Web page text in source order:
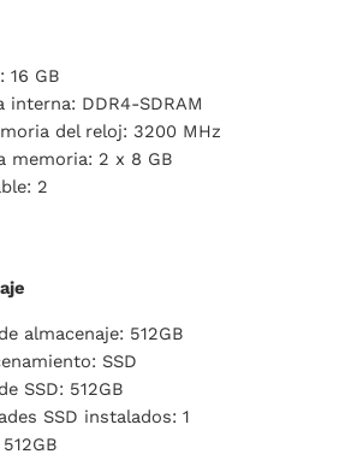
16 GB
DDR4-SDRAM
del reloj: 3200 MHz
memoria: 2 x 8 GB
2
almacenaje: 512GB
SSD
SSD: 512GB
SSD instalados: 1